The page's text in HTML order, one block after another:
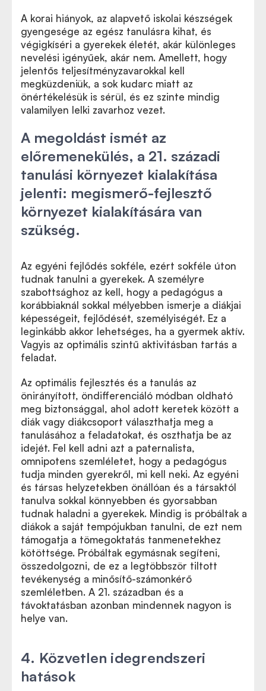
A korai hiányok, az alapvető iskolai készségek
gyengesége az egész tanulásra kihat, és
végigkíséri a gyerekek életét, akár különleges
nevelési igényűek, akár nem. Amellett, hogy
jelentős teljesítményzavarokkal kell
megküzdeniük, a sok kudarc miatt az
önértékelésük is sérül, és ez szinte mindig
valamilyen lelki zavarhoz vezet.
A megoldást ismét az
előremenekülés, a 21. századi
tanulási környezet kialakítása
jelenti: megismerő-fejlesztő
környezet kialakítására van
szükség.
Az egyéni fejlődés sokféle, ezért sokféle úton
tudnak tanulni a gyerekek. A személyre
szabottsághoz az kell, hogy a pedagógus a
korábbiaknál sokkal mélyebben ismerje a diákjai
képességeit, fejlődését, személyiségét. Ez a
leginkább akkor lehetséges, ha a gyermek aktív.
Vagyis az optimális szintű aktivitásban tartás a
feladat.
Az optimális fejlesztés és a tanulás az
önirányított, öndifferenciáló módban oldható
meg biztonsággal, ahol adott keretek között a
diák vagy diákcsoport választhatja meg a
tanulásához a feladatokat, és oszthatja be az
idejét. Fel kell adni azt a paternalista,
omnipotens szemléletet, hogy a pedagógus
tudja minden gyerekről, mi kell neki. Az egyéni
és társas helyzetekben önállóan és a társaktól
tanulva sokkal könnyebben és gyorsabban
tudnak haladni a gyerekek. Mindig is próbáltak a
diákok a saját tempójukban tanulni, de ezt nem
támogatja a tömegoktatás tanmenetekhez
kötöttsége. Próbáltak egymásnak segíteni,
összedolgozni, de ez a legtöbbször tiltott
tevékenység a minősítő-számonkérő
szemléletben. A 21. században és a
távoktatásban azonban mindennek nagyon is
helye van.
4. Közvetlen idegrendszeri
hatások